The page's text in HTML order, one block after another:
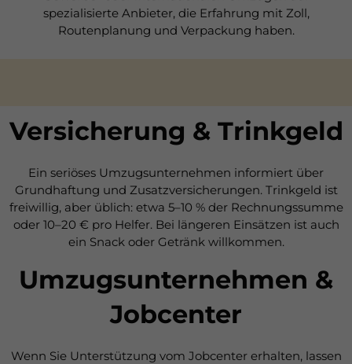
spezialisierte Anbieter, die Erfahrung mit Zoll,
Routenplanung und Verpackung haben.
Versicherung & Trinkgeld
Ein seriöses Umzugsunternehmen informiert über
Grundhaftung und Zusatzversicherungen. Trinkgeld ist
freiwillig, aber üblich: etwa 5–10 % der Rechnungssumme
oder 10–20 € pro Helfer. Bei längeren Einsätzen ist auch
ein Snack oder Getränk willkommen.
Umzugsunternehmen &
Jobcenter
Wenn Sie Unterstützung vom Jobcenter erhalten, lassen